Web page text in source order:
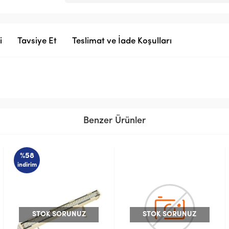
Tavsiye Et Teslimat ve İade Koşulları
Benzer Ürünler
STOK SORUNUZ STOK SORUNUZ